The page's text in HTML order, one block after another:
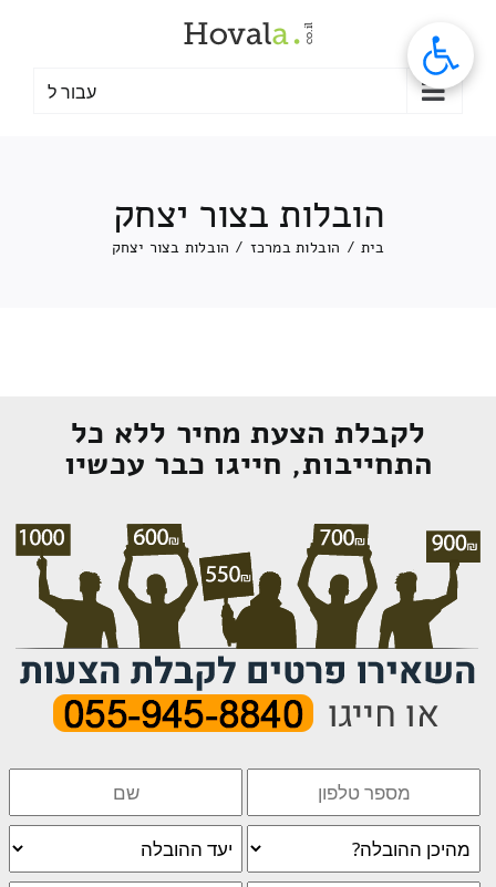
עבור ל
הובלות בצור יצחק
בית / הובלות במרכז / הובלות בצור יצחק
לקבלת הצעת מחיר ללא כל
התחייבות, חייגו כבר עכשיו